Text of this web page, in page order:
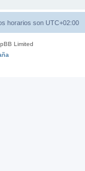
horarios son UTC+02:00
Limited